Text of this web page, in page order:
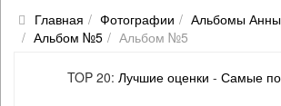
Главная Фотографии
Альбомы
Альбом №5
Альбом №5
TOP 20: Лучшие оценки - Самые